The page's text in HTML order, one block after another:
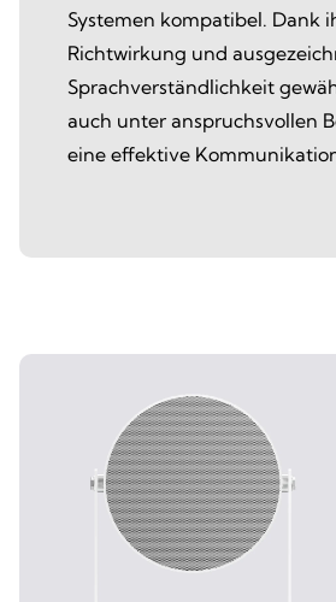
Systemen kompatibel. Dank
Richtwirkung und
Sprachverständlichkeit
auch unter anspruchsvollen
eine effektive